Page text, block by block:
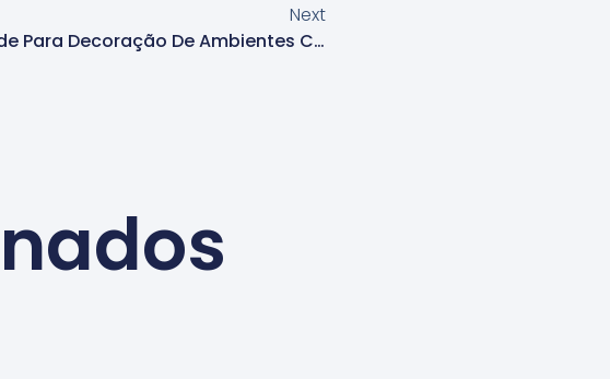
Next
Papel De Parede Para Decoração De Ambientes Comerciais